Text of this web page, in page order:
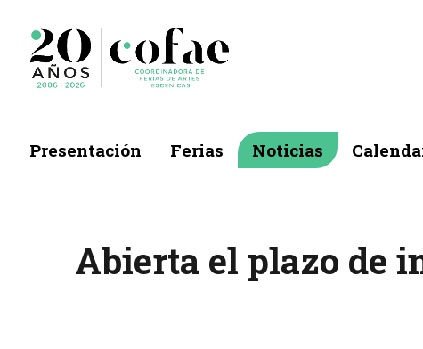
Presentación Ferias Noticias
Abierta el plazo de